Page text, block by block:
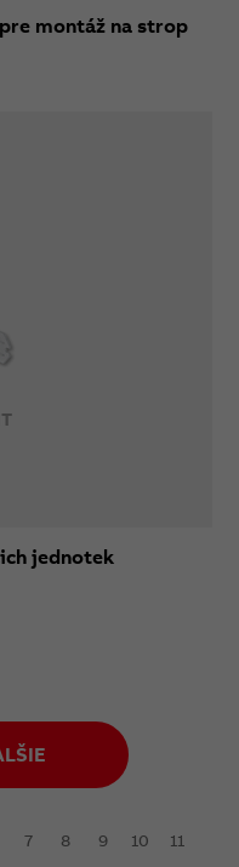
montáž na strop
jednotek
7 8 9 10
11